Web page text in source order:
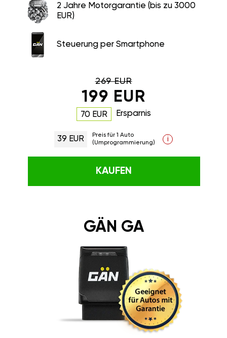
2 Jahre Motorgarantie (bis zu 3000
EUR)
Steuerung per Smartphone
269 EUR
199 EUR
70 EUR Ersparnis
39 EUR
Preis für 1 Auto
(Umprogrammierung)
i
KAUFEN
GÄN GA